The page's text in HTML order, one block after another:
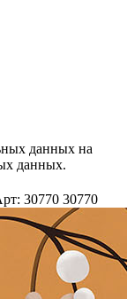
данных на
данных.
30770 30770